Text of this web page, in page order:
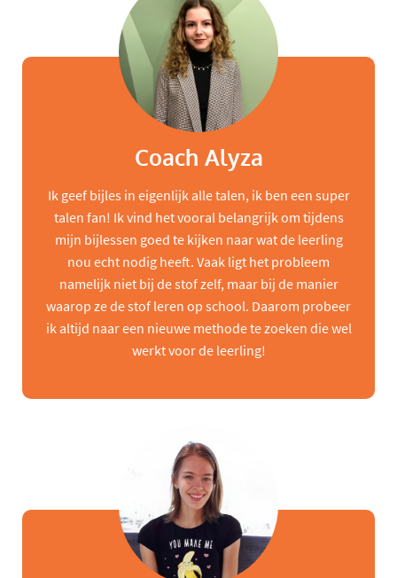
Coach Alyza
Ik geef bijles in eigenlijk alle talen, ik ben een super
talen fan! Ik vind het vooral belangrijk om tijdens
mijn bijlessen goed te kijken naar wat de leerling
nou echt nodig heeft. Vaak ligt het probleem
namelijk niet bij de stof zelf, maar bij de manier
waarop ze de stof leren op school. Daarom probeer
ik altijd naar een nieuwe methode te zoeken die wel
werkt voor de leerling!